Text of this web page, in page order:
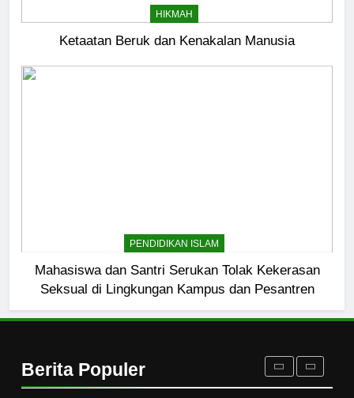
HIKMAH
Ketaatan Beruk dan Kenakalan Manusia
PENDIDIKAN ISLAM
Mahasiswa dan Santri Serukan Tolak Kekerasan
Seksual di Lingkungan Kampus dan Pesantren
Berita Populer
Santri MANPK Surakarta Turun
ke Masyarakat Lewat Camping
Terancam dan Tipuan Diri
HIKMAH
2
HIKMAH